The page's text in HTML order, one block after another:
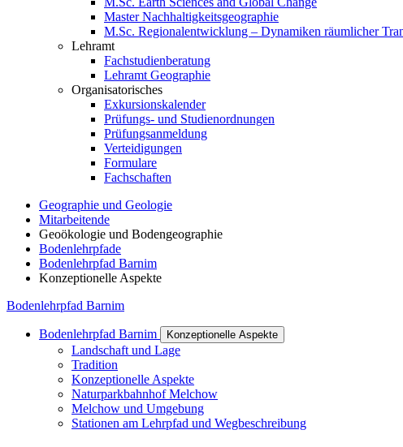
Master Nachhaltigkeitsgeographie
M.Sc. Regionalentwicklung – Dynamiken räumlicher
Lehramt
Fachstudienberatung
Lehramt Geographie
Organisatorisches
Exkursionskalender
Prüfungs- und Studienordnungen
Prüfungsanmeldung
Verteidigungen
Formulare
Fachschaften
Geographie und Geologie
Mitarbeitende
Geoökologie und Bodengeographie
Bodenlehrpfade
Bodenlehrpfad Barnim
Konzeptionelle Aspekte
Bodenlehrpfad Barnim
Bodenlehrpfad Barnim Konzeptionelle Aspekte
Landschaft und Lage
Tradition
Konzeptionelle Aspekte
Naturparkbahnhof Melchow
Melchow und Umgebung
Stationen am Lehrpfad und Wegbeschreibung